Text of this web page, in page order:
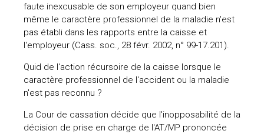
faute inexcusable de son employeur quand bien
même le caractère professionnel de la maladie n'est
pas établi dans les rapports entre la caisse et
l'employeur (Cass. soc., 28 févr. 2002, n° 99-17.201).
Quid de l'action récursoire de la caisse lorsque le
caractère professionnel de l'accident ou la maladie
n'est pas reconnu ?
La Cour de cassation décide que l'inopposabilité de la
décision de prise en charge de l'AT/MP prononcée